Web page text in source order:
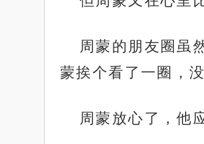
周蒙的朋友圈虽
蒙挨个看了一圈，
周蒙放心了，他